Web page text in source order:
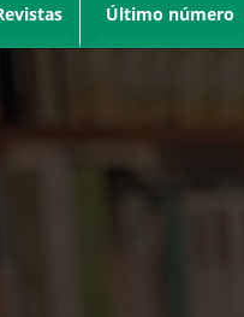
Último número